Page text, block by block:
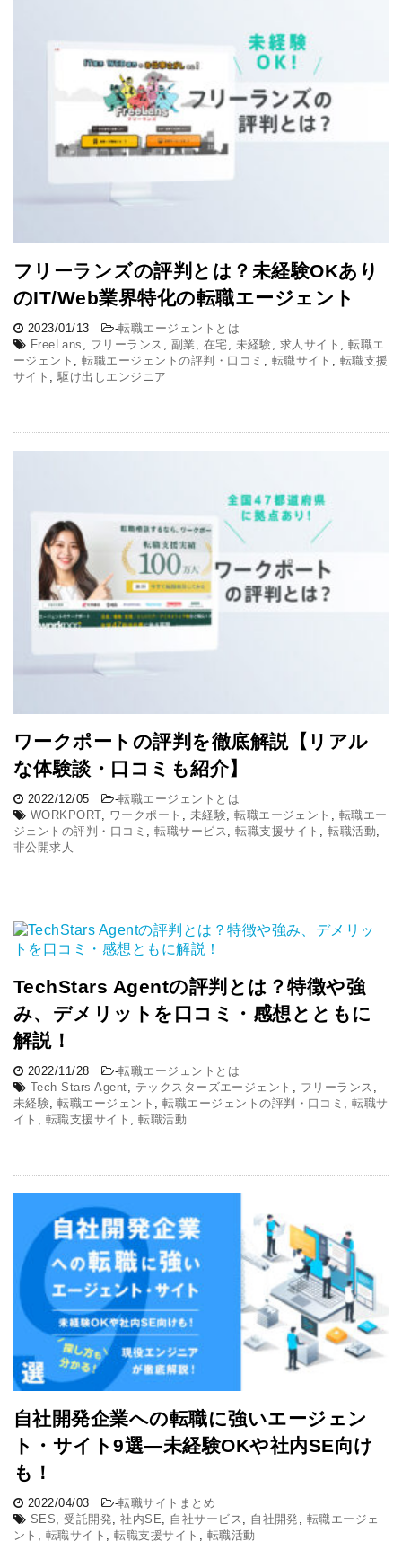
フリーランズの評判とは？未経験OKあり
のIT/Web業界特化の転職エージェント
2023/01/13 -転職エージェントとは
FreeLans
フリーランス 副業 在宅 未経験 求人サイト ,転職エ
ージェント
,転職エージェントの評判・口コミ 転職サイト
転職支援
サイト
,駆け出しエンジニア
ワークポートの評判を徹底解説【リアル
な体験談・口コミも紹介】
2022/12/05 -転職エージェントとは
WORKPORT, ワークポート 未経験 ,転職エージェント
転職エー
ジェントの評判・口コミ
,転職サービス ,転職支援サイト ,転職活動
非公開求人
TechStars Agentの評判とは？特徴や強
み、デメリットを口コミ・感想とともに
解説！
2022/11/28 -転職エージェントとは
Tech Stars Agent
テックスターズエージェント フリーランス
未経験 ,転職エージェント ,転職エージェントの評判・口コミ ,転職サ
イト
転職支援サイト ,転職活動
自社開発企業への転職に強いエージェン
ト・サイト9選―未経験OKや社内SE向け
も！
2022/04/03 -転職サイトまとめ
SES ,受託開発 ,社内SE 自社サービス 自社開発
転職エージェ
ント
転職サイト ,転職支援サイト 転職活動